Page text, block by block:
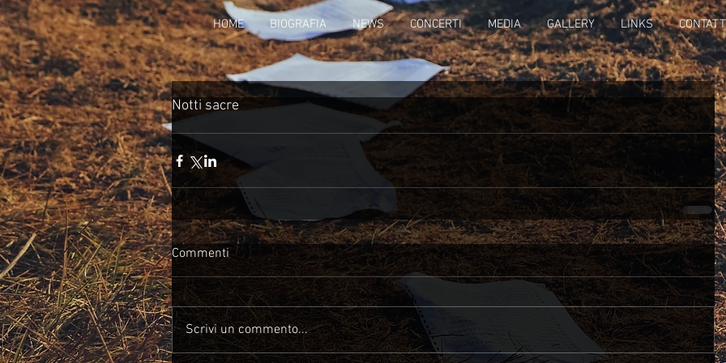
HOME BIOGRAFIA NEWS CONCERTI MEDIA GALLERY LINKS
Notti sacre
Commenti
Scrivi un commento...